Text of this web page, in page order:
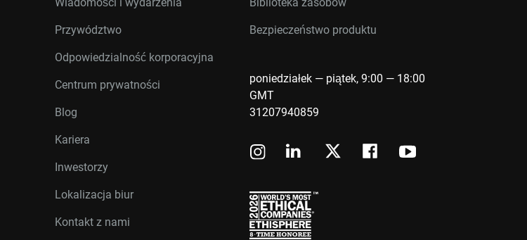
Przywództwo
Odpowiedzialność korporacyjna
Centrum prywatności
Blog
Kariera
Inwestorzy
Lokalizacja biur
Kontakt z nami
Bezpieczeństwo produktu
poniedziałek — piątek, 9:00 — 18:00
GMT
31207940859